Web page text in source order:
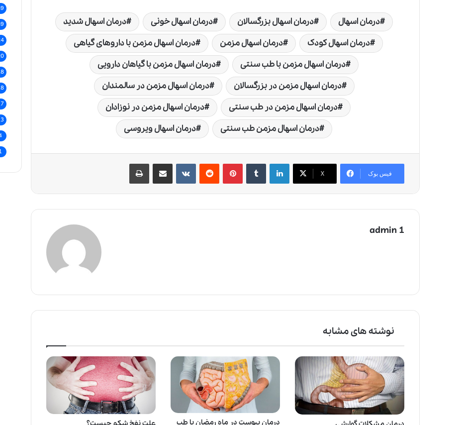
درمان اسهال درمان اسهال بزرگسالان درمان اسهال خونی
درمان اسهال شدید
درمان اسهال کودک
درمان اسهال مزمن
درمان اسهال مزمن با داروهای گیاهی
درمان اسهال مزمن با طب سنتی
درمان اسهال مزمن با گیاهان دارویی
درمان اسهال مزمن در بزرگسالان
درمان اسهال مزمن در سالمندان
درمان اسهال مزمن در طب سنتی
درمان اسهال مزمن در نوزادان
درمان اسهال مزمن طب سنتی
درمان اسهال ویروسی
فیس بوک X
لینکدین ‫تامبلر ‫پین‌ترست‫رددیت ‫VKontakteاشتراک گذاری از طریق ایمیل چاپ
admin 1
نوشته های مشابه
درمان یبوست در ماه رمضان با طب